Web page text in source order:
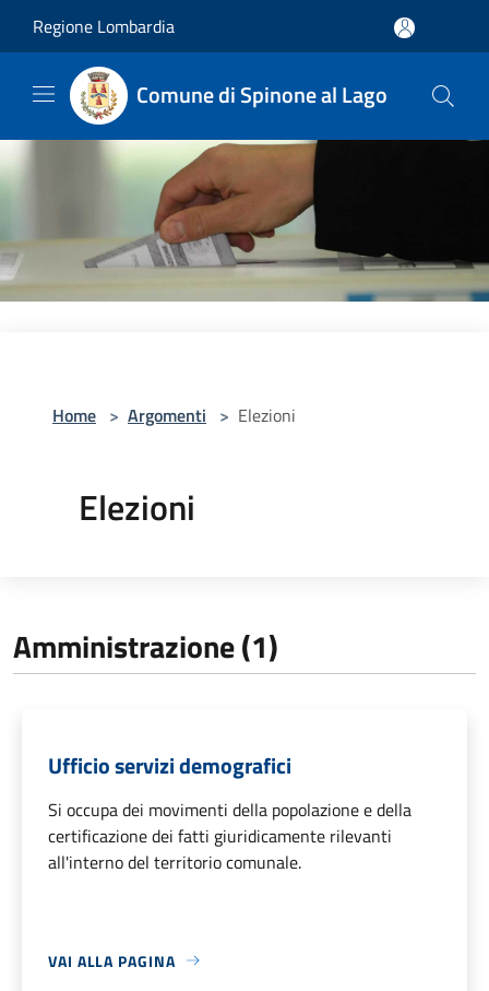
Regione Lombardia
Comune di Spinone al Lago
Home > Argomenti > Elezioni
Elezioni
Amministrazione (1)
Ufficio servizi demografici
Si occupa dei movimenti della popolazione e della
certificazione dei fatti giuridicamente rilevanti
all'interno del territorio comunale.
VAI ALLA PAGINA